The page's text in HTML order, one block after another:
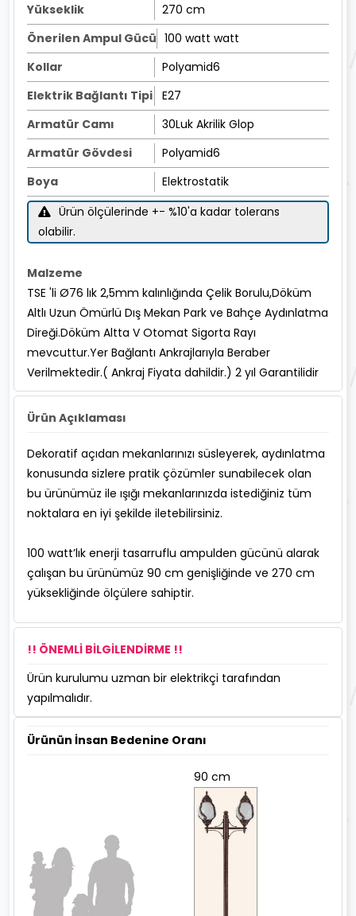
Yükseklik
270 cm
Önerilen Ampul Gücü 100 watt watt
Kollar
Polyamid6
Elektrik Bağlantı Tipi
E27
Armatür Camı
30Luk Akrilik Glop
Armatür Gövdesi
Polyamid6
Boya
Elektrostatik
Ürün ölçülerinde +- %10'a kadar tolerans
olabilir.
Malzeme
TSE 'li Ø76 lık 2,5mm kalınlığında Çelik Borulu,Döküm
Altlı Uzun Ömürlü Dış Mekan Park ve Bahçe Aydınlatma
Direği.Döküm Altta V Otomat Sigorta Rayı
mevcuttur.Yer Bağlantı Ankrajlarıyla Beraber
Verilmektedir.( Ankraj Fiyata dahildir.) 2 yıl Garantilidir
Ürün Açıklaması
Dekoratif açıdan mekanlarınızı süsleyerek, aydınlatma
konusunda sizlere pratik çözümler sunabilecek olan
bu ürünümüz ile ışığı mekanlarınızda istediğiniz tüm
noktalara en iyi şekilde iletebilirsiniz.
100 watt’lık enerji tasarruflu ampulden gücünü alarak
çalışan bu ürünümüz 90 cm genişliğinde ve 270 cm
yüksekliğinde ölçülere sahiptir.
!! ÖNEMLİ BİLGİLENDİRME !!
Ürün kurulumu uzman bir elektrikçi tarafından
yapılmalıdır.
Ürünün İnsan Bedenine Oranı
90 cm